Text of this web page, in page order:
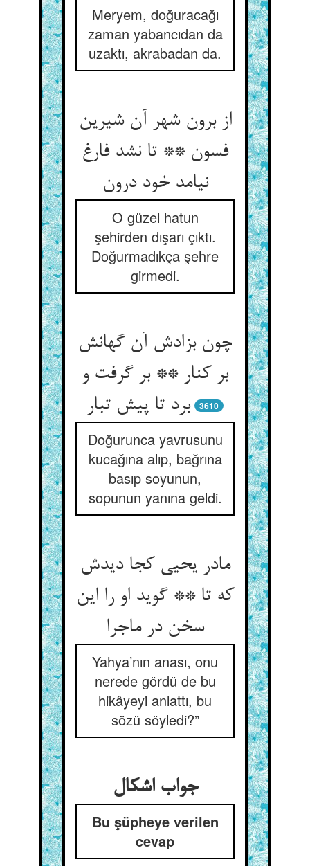
Meryem, doğuracağı
zaman yabancıdan da
uzaktı, akrabadan da.
از برون شهر آن شیرین
فسون ** تا نشد فارغ
نیامد خود درون‏
O güzel hatun
şehirden dışarı çıktı.
Doğurmadıkça şehre
girmedi.
چون بزادش آن گهانش
بر کنار ** بر گرفت و
برد تا پیش تبار
3610
Doğurunca yavrusunu
kucağına alıp, bağrına
basıp soyunun,
sopunun yanına geldi.
مادر یحیی کجا دیدش
که تا ** گوید او را این
سخن در ماجرا
Yahya’nın anası, onu
nerede gördü de bu
hikâyeyi anlattı, bu
sözü söyledi?”
جواب اشکال‏
Bu şüpheye verilen
cevap